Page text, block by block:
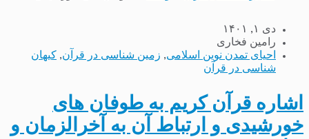
دی ۱, ۱۴۰۱
رامین فخاری
احیای تمدن نوین اسلامی, زمین شناسی در قرآن, کیهان
شناسی در قرآن
اشاره قرآن کریم به طوفان های
خورشیدی و ارتباط آن به آخرالزمان و